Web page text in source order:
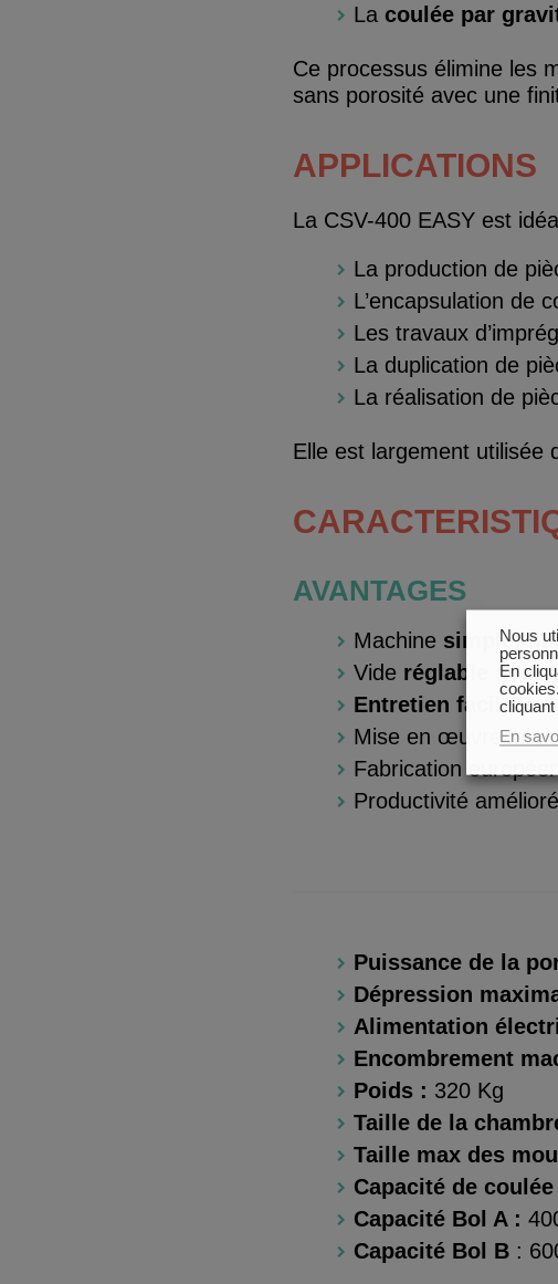
La coulée par
Ce processus élimine les
sans porosité avec une
APPLICATIONS
La CSV-400 EASY est
La production de
L’encapsulation de
Les travaux
La duplication de
La réalisation de
Elle est largement utilisée
CARACTERISTI
AVANTAGES
Machine simple,
Vide réglable avec
Entretien facile,
Mise en œuvre
Fabrication
Productivité
Puissance de la
Dépression
Alimentation
Encombrement
Poids : 320 Kg
Taille de la
Taille max des
Capacité de coulée
Capacité Bol A :
Capacité Bol B:
Nous
En
En